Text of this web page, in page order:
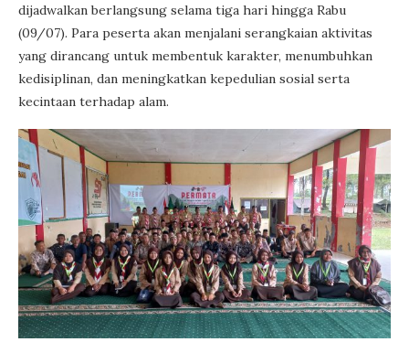
dijadwalkan berlangsung selama tiga hari hingga Rabu
(09/07). Para peserta akan menjalani serangkaian aktivitas
yang dirancang untuk membentuk karakter, menumbuhkan
kedisiplinan, dan meningkatkan kepedulian sosial serta
kecintaan terhadap alam.